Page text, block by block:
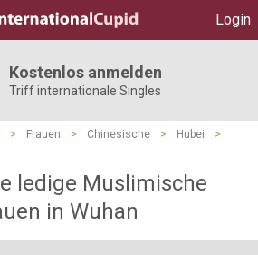
Login
Kostenlos anmelden
Triff internationale Singles
> Frauen > Chinesische > Hubei
>
ledige Muslimische
in Wuhan